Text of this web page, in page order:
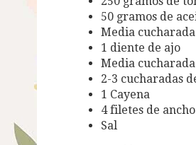
50 gramos de
Media
1 diente de ajo
Media
2-3 cucharadas
1 Cayena
4 filetes de
Sal